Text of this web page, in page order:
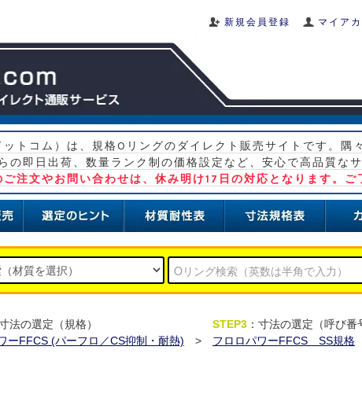
新規会員登録 マイア
トコム）は、規格Oリングのダイレクト販売サイトです。隅
の即日出荷、数量ランク制の価格設定など、安心で高品質な
注文やお問い合わせは、休み明け17日の対応となります。ご
寸法の選定（規格）
ーFFCS (パーフロ／CS抑制・耐熱)
>
STEP3 ：寸法の選定（呼び番
フロロパワーFFCS SS規格